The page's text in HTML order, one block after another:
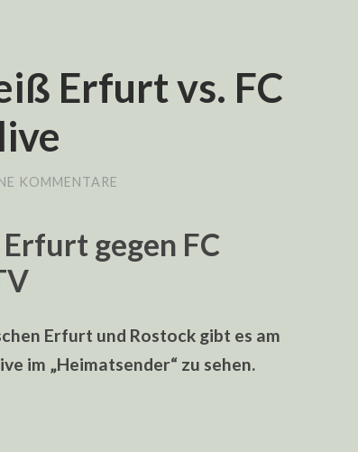
Erfurt vs. FC
KOMMENTARE
gegen FC
Erfurt und Rostock gibt es am
im „Heimatsender“ zu sehen.